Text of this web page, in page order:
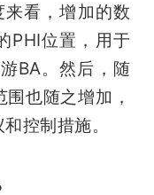
来看，增加的数
PHI位置，用于
BA。然后，随
也随之增加，
控制措施。